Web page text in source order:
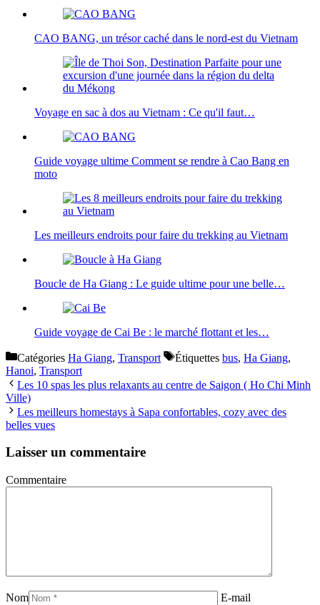
CAO BANG, un trésor caché dans le nord-est du Vietnam
Voyage en sac à dos au Vietnam : Ce qu'il faut…
Guide voyage ultime Comment se rendre à Cao Bang en
moto
Les meilleurs endroits pour faire du trekking au Vietnam
Boucle de Ha Giang : Le guide ultime pour une belle…
Guide voyage de Cai Be : le marché flottant et les…
Catégories Ha Giang, Transport Étiquettes bus, Ha Giang,
Hanoi, Transport
Les 10 spas les plus relaxants au centre de Saigon ( Ho Chi Minh
Ville)
Les meilleurs homestays à Sapa confortables, cozy avec des
belles vues
Laisser un commentaire
Commentaire
Nom
E-mail